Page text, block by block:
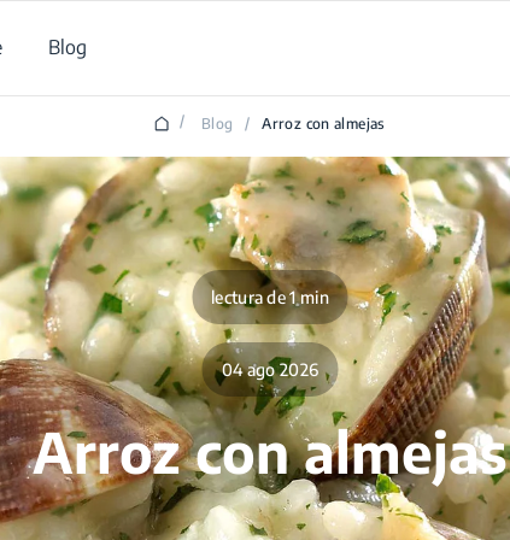
Blog
/ Blog / Arroz con almejas
lectura de 1 min
04 ago 2026
Arroz con almejas